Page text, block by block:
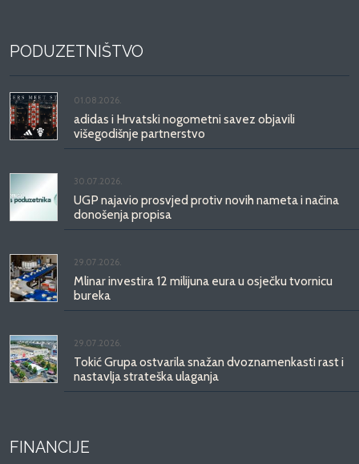
PODUZETNIŠTVO
01.08.2026.
adidas i Hrvatski nogometni savez objavili
višegodišnje partnerstvo
30.07.2026.
UGP najavio prosvjed protiv novih nameta i načina
donošenja propisa
29.07.2026.
Mlinar investira 12 milijuna eura u osječku tvornicu
bureka
29.07.2026.
Tokić Grupa ostvarila snažan dvoznamenkasti rast i
nastavlja strateška ulaganja
FINANCIJE